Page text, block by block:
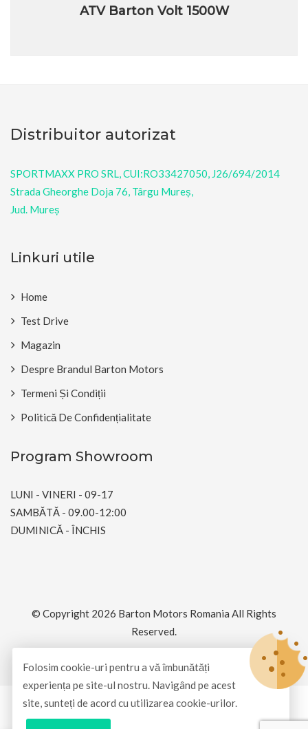
ATV Barton Volt 1500W
Distribuitor autorizat
SPORTMAXX PRO SRL, CUI:RO33427050, J26/694/2014
Strada Gheorghe Doja 76, Târgu Mureș,
Jud. Mureș
Linkuri utile
Home
Test Drive
Magazin
Despre Brandul Barton Motors
Termeni Și Condiții
Politică De Confidențialitate
Program Showroom
LUNI - VINERI - 09-17
SAMBĂTĂ - 09.00-12:00
DUMINICĂ - ÎNCHIS
© Copyright 2026 Barton Motors Romania All Rights
Reserved.
Folosim cookie-uri pentru a vă îmbunătăți
experiența pe site-ul nostru. Navigând pe acest
site, sunteți de acord cu utilizarea cookie-urilor.